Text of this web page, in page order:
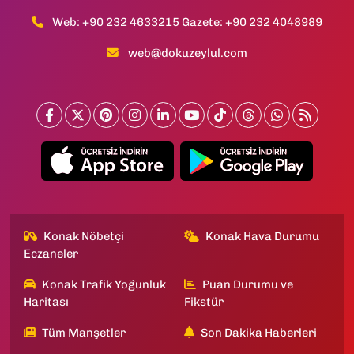
Web: +90 232 4633215 Gazete: +90 232 4048989
web@dokuzeylul.com
Konak Nöbetçi
Eczaneler
Konak Hava Durumu
Konak Trafik Yoğunluk
Haritası
Puan Durumu ve
Fikstür
Tüm Manşetler Son Dakika Haberleri